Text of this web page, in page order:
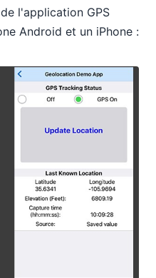
l'application GPS
Android et un iPhone :